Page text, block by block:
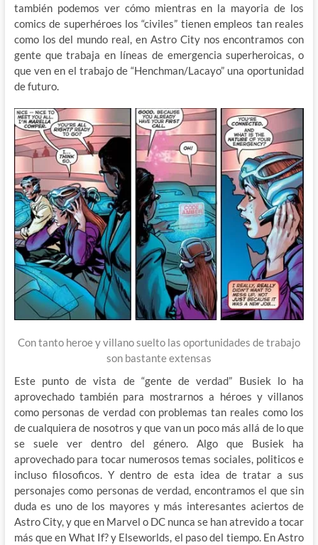
también podemos ver cómo mientras en la mayoria de los
comics de superhéroes los “civiles” tienen empleos tan reales
como los del mundo real, en Astro City nos encontramos con
gente que trabaja en líneas de emergencia superheroicas, o
que ven en el trabajo de “Henchman/Lacayo” una oportunidad
de futuro.
Con tanto heroe y villano suelto las oportunidades de trabajo
son bastante extensas
Este punto de vista de “gente de verdad” Busiek lo ha
aprovechado también para mostrarnos a héroes y villanos
como personas de verdad con problemas tan reales como los
de cualquiera de nosotros y que van un poco más allá de lo que
se suele ver dentro del género. Algo que Busiek ha
aprovechado para tocar numerosos temas sociales, politicos e
incluso filosoficos. Y dentro de esta idea de tratar a sus
personajes como personas de verdad, encontramos el que sin
duda es uno de los mayores y más interesantes aciertos de
Astro City, y que en Marvel o DC nunca se han atrevido a tocar
más que en What If? y Elseworlds, el paso del tiempo. En Astro